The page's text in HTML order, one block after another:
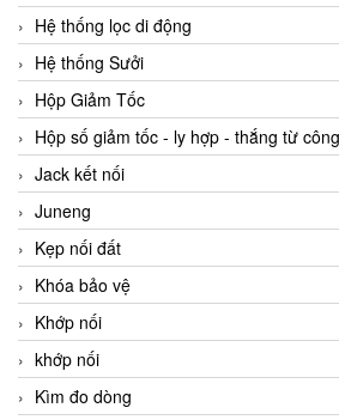
Hệ thống lọc di động
Hệ thống Sưởi
Hộp Giảm Tốc
Hộp số giảm tốc - ly hợp - thắng từ
Jack kết nối
Juneng
Kẹp nối đất
Khóa bảo vệ
Khớp nối
khớp nối
Kìm đo dòng